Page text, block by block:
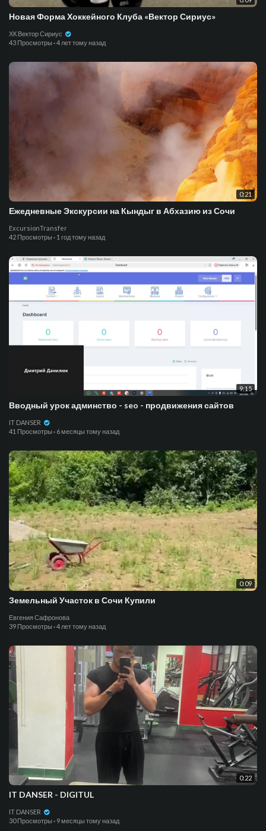
Новая Форма Хоккейного Клуба «Вектор Сириус»
ХК Вектор Сириус
43 Просмотры ·4 лет тому назад
0:21
Ежедневные Экскурсии на Кындыг в Абхазию из Сочи
ExcursionTransfer
42 Просмотры · 1 год тому назад
9:15
Вводный урок админство - seo - продвижения сайтов
IT DANSER
41 Просмотры · 6 месяцы тому назад
0:09
Земельный Участок в Сочи Купили
Евгения Сафронова
39 Просмотры ·4 лет тому назад
0:22
IT DANSER - DIGITUL
IT DANSER
30 Просмотры · 9 месяцы тому назад